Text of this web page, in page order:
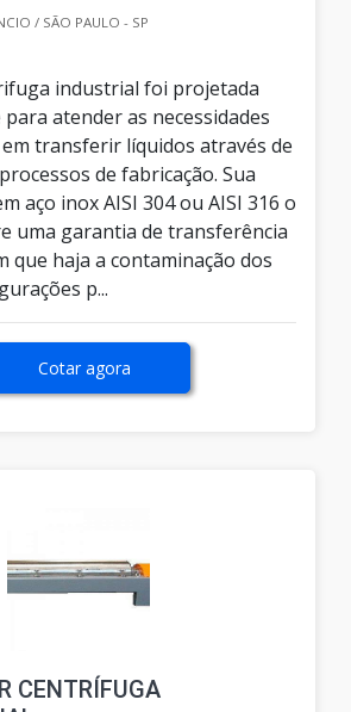
/ SÃO PAULO - SP
industrial foi projetada
atender as necessidades
transferir líquidos através de
de fabricação. Sua
aço inox AISI 304 ou AISI 316 o
uma garantia de transferência
que haja a contaminação dos
p...
Cotar agora
CENTRÍFUGA